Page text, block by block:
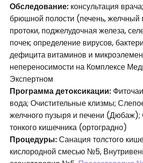
Обследование: консультация
брюшной полости (печень, желчный
протоки, поджелудочная железа,
почек; определение вирусов,
дефицита витаминов и
непереносимости на Комплексе
Экспертном
Программа детоксикации:
вода; Очистительные клизмы;
желчного пузыря и печени
тонкого кишечника (ортоградно)
Процедуры:Санация толстого
кислородной смесью №5,